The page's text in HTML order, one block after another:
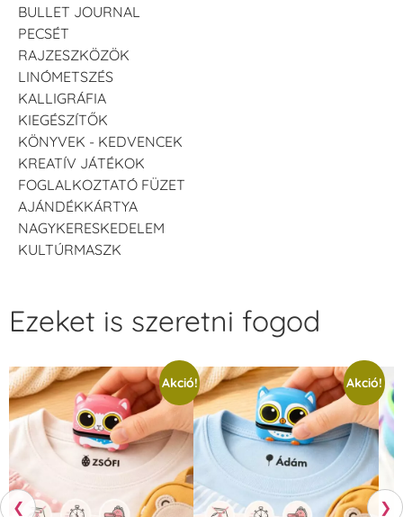
BULLET JOURNAL
PECSÉT
RAJZESZKÖZÖK
LINÓMETSZÉS
KALLIGRÁFIA
KIEGÉSZÍTŐK
KÖNYVEK - KEDVENCEK
KREATÍV JÁTÉKOK
FOGLALKOZTATÓ FÜZET
AJÁNDÉKKÁRTYA
NAGYKERESKEDELEM
KULTÚRMASZK
❮
Ezeket is szeretni fogod
Akció! Akció!
❯